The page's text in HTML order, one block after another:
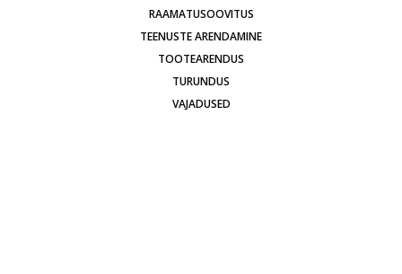
RAAMATUSOOVITUS
TEENUSTE ARENDAMINE
TOOTEARENDUS
TURUNDUS
VAJADUSED